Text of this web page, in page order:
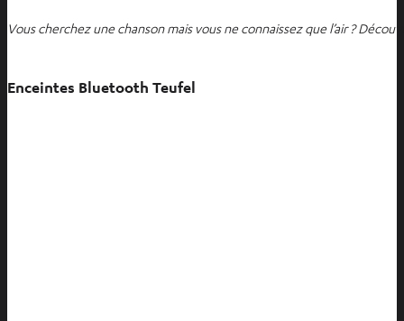
Vous cherchez une chanson mais vous ne connaissez que l’air ?
Enceintes Bluetooth Teufel